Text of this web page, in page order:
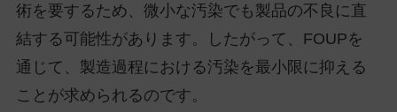
術を要するため、微小な汚染でも製品の不良に直
結する可能性があります。したがって、FOUPを
通じて、製造過程における汚染を最小限に抑える
ことが求められるのです。